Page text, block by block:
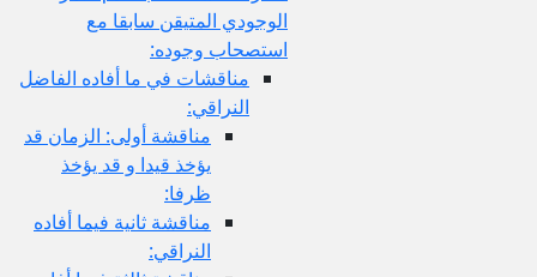
الوجودي المتيقن سابقا مع
استصحاب وجوده:
مناقشات في ما أفاده الفاضل
النراقي:
مناقشة أولى: الزمان قد
يؤخذ قيدا و قد يؤخذ
ظرفا:
مناقشة ثانية فيما أفاده
النراقي: